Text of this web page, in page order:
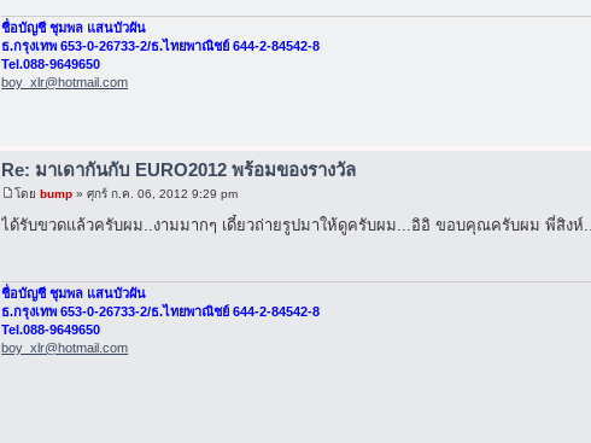
ชื่อบัญชี ชุมพล แสนบัวผัน
ธ.กรุงเทพ 653-0-26733-2/ธ.ไทยพาณิชย์ 644-2-84542-8
Tel.088-9649650
boy_xlr@hotmail.com
Re: มาเดากันกับ EURO2012 พร้อมของรางวัล
โดยbump » ศุกร์ ก.ค. 06, 2012 9:29 pm
ได้รับขวดแล้วครับผม..งามมากๆ เดี๋ยวถ่ายรูปมาให้ดูครับผม...อิอิ ขอบคุณครับผม พี่สิงห์...
ชื่อบัญชี ชุมพล แสนบัวผัน
ธ.กรุงเทพ 653-0-26733-2/ธ.ไทยพาณิชย์ 644-2-84542-8
Tel.088-9649650
boy_xlr@hotmail.com